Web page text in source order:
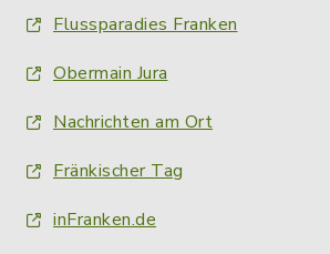
Flussparadies Franken
Obermain Jura
Nachrichten am Ort
Fränkischer Tag
inFranken.de